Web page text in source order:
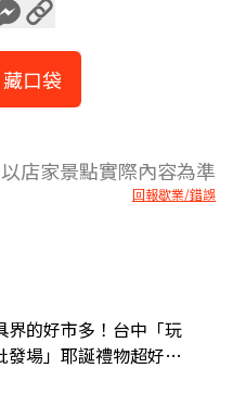
口袋
店家景點實際內容為準
回報歇業/錯誤
界的好市多！台中「玩
發場」耶誕禮物超好